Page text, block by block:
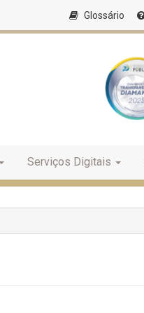
Glossário
Serviços Digitais